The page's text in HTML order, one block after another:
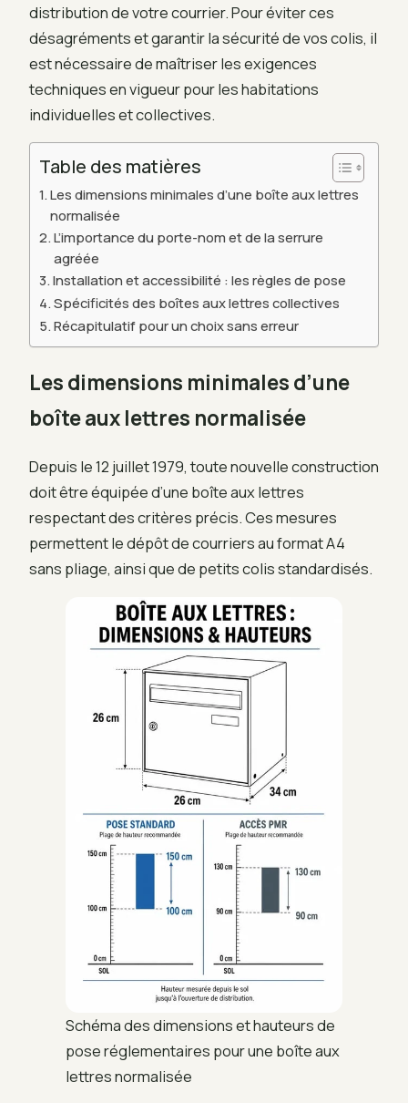
distribution de votre courrier. Pour éviter ces
désagréments et garantir la sécurité de vos colis, il
est nécessaire de maîtriser les exigences
techniques en vigueur pour les habitations
individuelles et collectives.
Table des matières
Les dimensions minimales d’une boîte aux lettres
normalisée
L’importance du porte-nom et de la serrure
agréée
Installation et accessibilité : les règles de pose
Spécificités des boîtes aux lettres collectives
Récapitulatif pour un choix sans erreur
Les dimensions minimales d’une
boîte aux lettres normalisée
Depuis le 12 juillet 1979, toute nouvelle construction
doit être équipée d’une boîte aux lettres
respectant des critères précis. Ces mesures
permettent le dépôt de courriers au format A4
sans pliage, ainsi que de petits colis standardisés.
Schéma des dimensions et hauteurs de
pose réglementaires pour une boîte aux
lettres normalisée